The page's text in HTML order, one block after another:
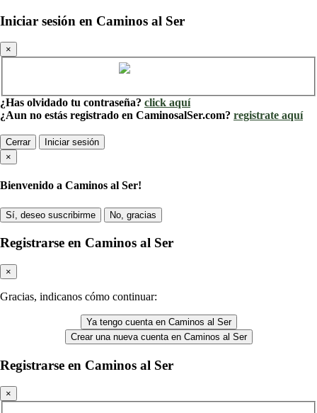
Iniciar sesión en Caminos al Ser
×
¿Has olvidado tu contraseña? click aquí
¿Aun no estás registrado en CaminosalSer.com? registrate aquí
Cerrar
Iniciar sesión
×
Bienvenido a Caminos al Ser!
Sí, deseo suscribirme No, gracias
Registrarse en Caminos al Ser
×
Gracias, indicanos cómo continuar:
Ya tengo cuenta en Caminos al Ser
Crear una nueva cuenta en Caminos al Ser
Registrarse en Caminos al Ser
×